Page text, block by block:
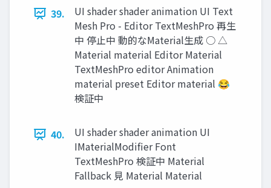
39.
UI shader shader animation UI Text
Mesh Pro - Editor TextMeshPro 再生
中 停止中 動的なMaterial生成 ○ △
Material material Editor Material
TextMeshPro editor Animation
material preset Editor material 😂
検証中
40.
UI shader shader animation UI
IMaterialModifier Font
TextMeshPro 検証中 Material
Fallback ⾒ Material Material